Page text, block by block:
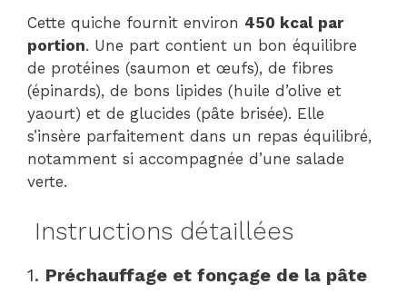
Cette quiche fournit environ 450 kcal par
portion. Une part contient un bon équilibre
de protéines (saumon et œufs), de fibres
(épinards), de bons lipides (huile d’olive et
yaourt) et de glucides (pâte brisée). Elle
s’insère parfaitement dans un repas équilibré,
notamment si accompagnée d’une salade
verte.
Instructions détaillées
1. Préchauffage et fonçage de la pâte